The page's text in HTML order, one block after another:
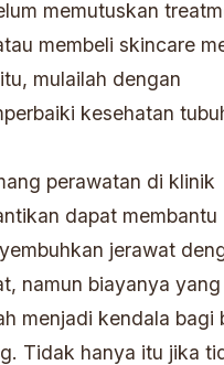
memutuskan
membeli skincare
mulailah dengan
kesehatan
perawatan di klinik
dapat membantu
jerawat
namun biayanya
menjadi kendala bagi
Tidak hanya itu jika